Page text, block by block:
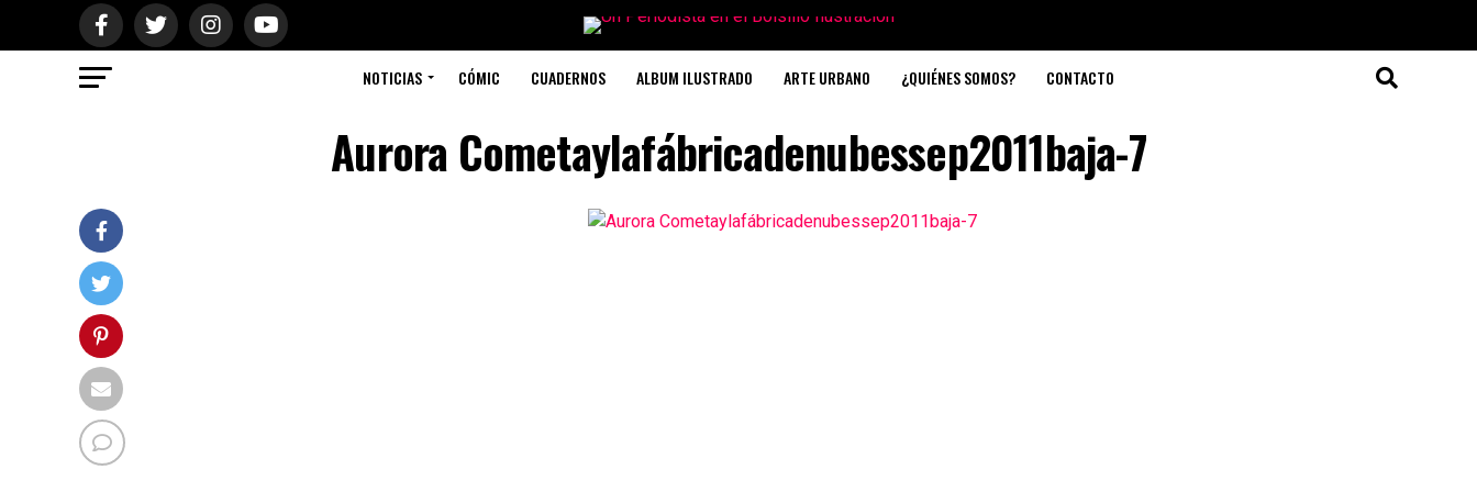
NOTICIAS CÓMIC CUADERNOS ALBUM ILUSTRADO ARTE URBANO ¿QUIÉNES SOMOS? CONTACTO
Aurora Cometaylafábricadenubessep2011baja-7